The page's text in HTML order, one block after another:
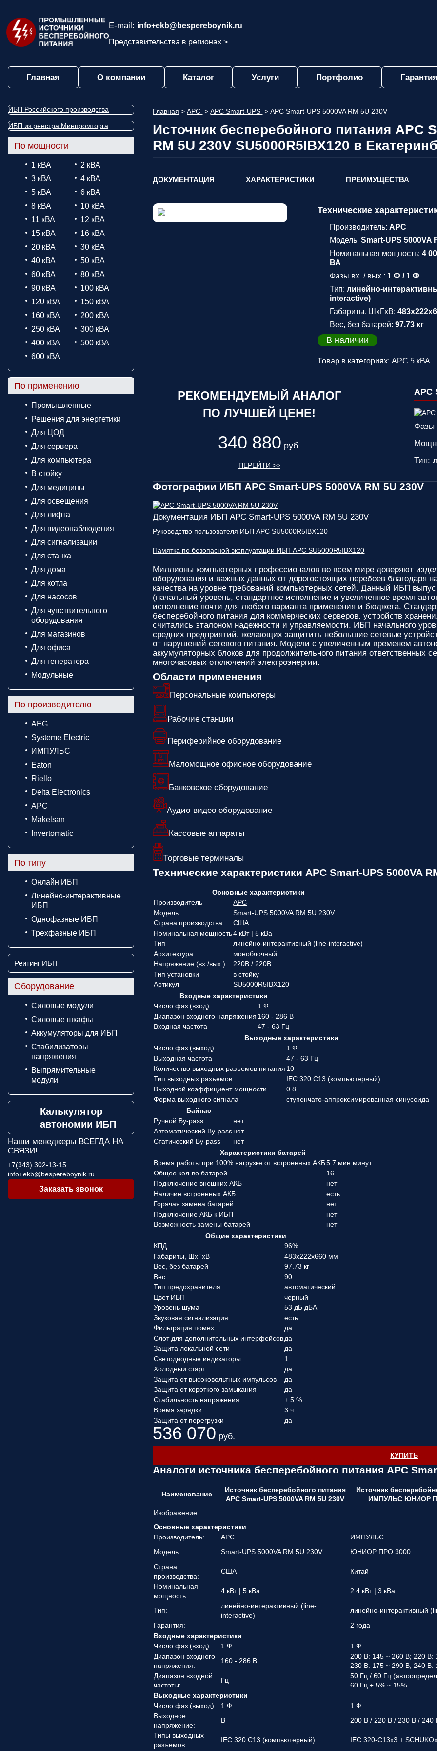
E-mail: info+ekb@bespereboynik.ru
Представительства в регионах >
Главная О компании Каталог Услуги Портфолио
ИБП Российского производства
ИБП из реестра Минпромторга
По мощности
1 кВА
2 кВА
3 кВА
4 кВА
5 кВА
6 кВА
8 кВА
10 кВА
11 кВА
12 кВА
15 кВА
16 кВА
20 кВА
30 кВА
40 кВА
50 кВА
60 кВА
80 кВА
90 кВА
100 кВА
120 кВА
150 кВА
160 кВА
200 кВА
250 кВА
300 кВА
400 кВА
500 кВА
600 кВА
По применению
Промышленные
Решения для энергетики
Для ЦОД
Для сервера
Для компьютера
В стойку
Для медицины
Для освещения
Для лифта
Для видеонаблюдения
Для сигнализации
Для станка
Для дома
Для котла
Для насосов
Для чувствительного
оборудования
Для магазинов
Для офиса
Для генератора
Модульные
По производителю
AEG
Systeme Electric
ИМПУЛЬС
Eaton
Riello
Delta Electronics
APC
Makelsan
Invertomatic
По типу
Онлайн ИБП
Линейно-интерактивные
ИБП
Однофазные ИБП
Трехфазные ИБП
Рейтинг ИБП
Оборудование
Силовые модули
Силовые шкафы
Аккумуляторы для ИБП
Стабилизаторы
напряжения
Выпрямительные
модули
Калькулятор
автономии ИБП
Наши менеджеры ВСЕГДА НА
СВЯЗИ!
+7(343) 302-13-15
info+ekb@bespereboynik.ru
Заказать звонок
Главная > APC > APC Smart-UPS > APC Smart-UPS 5000VA RM 5U 230V
Источник бесперебойного питания APC
RM 5U 230V SU5000R5IBX120 в
ДОКУМЕНТАЦИЯ ХАРАКТЕРИСТИКИ ПРЕИМУЩЕСТВА
Технические
Производитель: APC
Модель:Smart-UPS 5000VA
Номинальная мощность:4
ВА
Фазы вх. / вых.: 1 Ф / 1 Ф
Тип:линейно-
interactive)
Габариты, ШхГхВ:
Вес, без батарей:97.73 кг
В наличии
Товар в категориях:APC 5 кВА
РЕКОМЕНДУЕМЫЙ АНАЛОГ
ПО ЛУЧШЕЙ ЦЕНЕ!
340 880 руб.
ПЕРЕЙТИ >>
APC
Фазы
Тип:
Фотографии ИБП APC Smart-UPS 5000VA RM 5U 230V
Документация ИБП APC Smart-UPS 5000VA RM 5U 230V
Руководство пользователя ИБП APC SU5000R5IBX120
Памятка по безопасной эксплуатации ИБП APC SU5000R5IBX120
Миллионы компьютерных профессионалов во всем мире доверяют
оборудования и важных данных от дорогостоящих перебоев благодаря
качества на уровне требований компьютерных сетей. Данный ИБП
(начальный уровень, стандартное исполнение и увеличенное время
исполнение почти для любого варианта применения и бюджета.
бесперебойного питания для коммерческих серверов, устройств
считались эталоном надежности и управляемости. ИБП начального
средних предприятий, желающих защитить небольшие сетевые
от нарушений сетевого питания. Модели с увеличенным временем
аккумуляторных блоков для продолжительного питания ответственных
многочасовых отключений электроэнергии.
Области применения
Персональные компьютеры
Рабочие станции
Периферийное оборудование
Маломощное офисное оборудование
Банковское оборудование
Аудио-видео оборудование
Кассовые аппараты
Торговые терминалы
Технические характеристики APC Smart-UPS 5000VA
Основные характеристики
Производитель
APC
Модель
Smart-UPS 5000VA RM 5U 230V
Страна производства
США
Номинальная мощность4 кВт | 5 кВа
Тип
линейно-интерактивный (line-interactive)
Архитектура
моноблочный
Напряжение (вx./вых.)
220В / 220В
Тип установки
в стойку
Артикул
SU5000R5IBX120
Входные характеристики
Число фаз (вход)
1 Ф
Диапазон входного напряжения 160 - 286 В
Входная частота
47 - 63 Гц
Выходные характеристики
Число фаз (выход)
1 Ф
Выходная частота
47 - 63 Гц
Количество выходных разъемов питания 10
Тип выходных разъемов
IEC 320 C13 (компьютерный)
Выходной коэффициент мощности
0.8
Форма выходного сигнала
ступенчато-аппроксимированная синусоида
Байпас
Ручной By-pass
нет
Автоматический By-passнет
Статический By-pass
нет
Характеристики батарей
Время работы при 100% нагрузке от встроенных АКБ5.7 мин минут
Общее кол-во батарей
16
Подключение внешних АКБ
нет
Наличие встроенных АКБ
есть
Горячая замена батарей
нет
Подключение АКБ к ИБП
нет
Возможность замены батарей
нет
Общие характеристики
КПД
96%
Габариты, ШхГхВ
483x222x660 мм
Вес, без батарей
97.73 кг
Вес
90
Тип предохранителя
автоматический
Цвет ИБП
черный
Уровень шума
53 дБ дБА
Звуковая сигнализация
есть
Фильтрация помех
да
Слот для дополнительных интерфейсовда
Защита локальной сети
да
Светодиодные индикаторы
1
Холодный старт
да
Защита от высоковольтных импульсов
да
Защита от короткого замыкания
да
Стабильность напряжения
± 5 %
Время зарядки
3 ч
Защита от перегрузки
да
536 070 руб.
КУПИТЬ
Аналоги источника бесперебойного питания APC
Наименование
Источник бесперебойного питания
APC Smart-UPS 5000VA RM 5U 230V
Источник
ИМПУЛЬС ЮНИОР
Изображение:
Основные характеристики
Производитель:
APC ИМПУЛЬС
Модель:
Smart-UPS 5000VA RM 5U 230V ЮНИОР ПРО 3000
Страна
производства:
США Китай
Номинальная
мощность:
4 кВт | 5 кВа 2.4 кВт | 3 кВа
Тип:
линейно-интерактивный (line-
interactive)
линейно-интерактивный
Гарантия:
2 года
Входные характеристики
Число фаз (вход):
1 Ф 1 Ф
Диапазон входного
напряжения:
160 - 286 В
200 В: 145 ~ 260 В; 220 В:
230 В: 175 ~ 290 В; 240 В:
Диапазон входной
частоты:
Гц
50 Гц / 60 Гц
60 Гц ± 5% ~ 15%
Выходные характеристики
Число фаз (выход):
1 Ф 1 Ф
Выходное
напряжение:
В 200 В / 220 В / 230 В / 240
Типы выходных
разъемов:
IEC 320 C13 (компьютерный) IEC 320-C13x3 +